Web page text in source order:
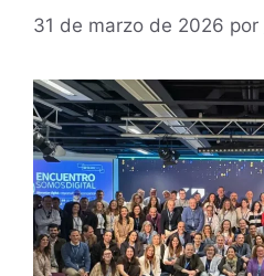
31 de marzo de 2026 por